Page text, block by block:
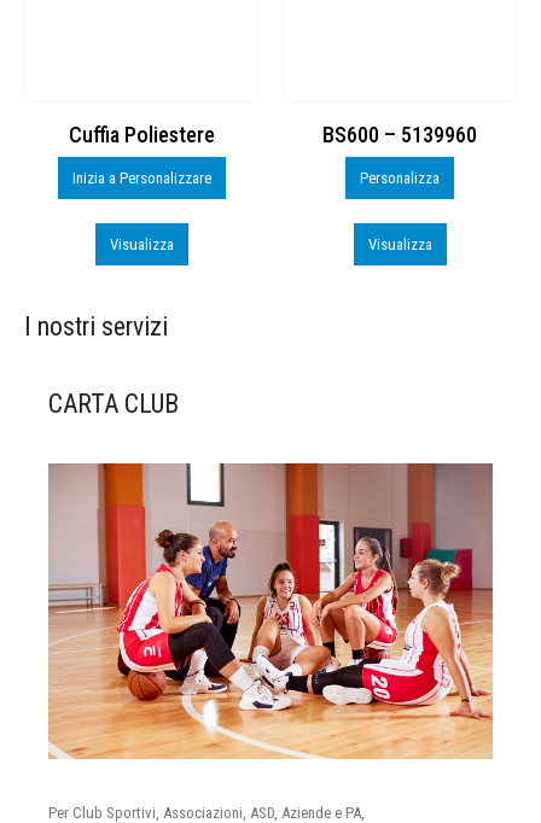
Cuffia Poliestere
Inizia a Personalizzare
Visualizza
BS600 – 5139960
Personalizza
Visualizza
I nostri servizi
CARTA CLUB
Per Club Sportivi, Associazioni, ASD, Aziende e PA,